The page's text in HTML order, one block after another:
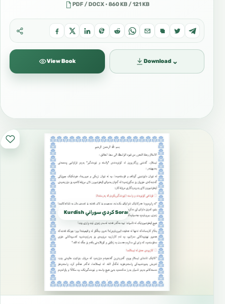
PDF / DOCX · 860 KB / 121 KB
View Book Download ⌄
Kurdish كردي سوراني Sorani dialect